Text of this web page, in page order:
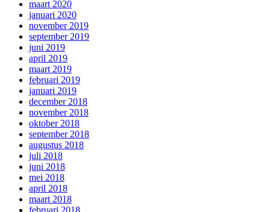
maart 2020
januari 2020
november 2019
september 2019
juni 2019
april 2019
maart 2019
februari 2019
januari 2019
december 2018
november 2018
oktober 2018
september 2018
augustus 2018
juli 2018
juni 2018
mei 2018
april 2018
maart 2018
februari 2018